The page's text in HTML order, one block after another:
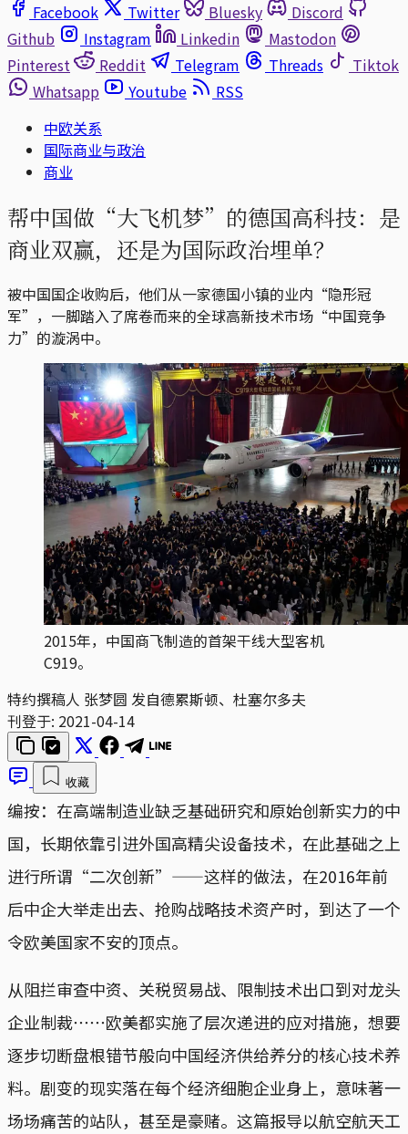
Facebook
Twitter Bluesky
Discord
Github
Instagram Linkedin
Mastodon
Pinterest
Reddit Telegram Threads
Tiktok
Whatsapp
Youtube
RSS
中欧关系
国际商业与政治
商业
帮中国做“大飞机梦”的德国高科技：是
商业双赢，还是为国际政治埋单？
被中国国企收购后，他们从一家德国小镇的业内“隐形冠
军”，一脚踏入了席卷而来的全球高新技术市场“中国竞争
力”的漩涡中。
2015年，中国商飞制造的首架干线大型客机
C919。
特约撰稿人 张梦圆 发自德累斯顿、杜塞尔多夫
刊登于: 2021-04-14
收藏
编按：在高端制造业缺乏基础研究和原始创新实力的中
国，长期依靠引进外国高精尖设备技术，在此基础之上
进行所谓“二次创新”——这样的做法，在2016年前
后中企大举走出去、抢购战略技术资产时，到达了一个
令欧美国家不安的顶点。
从阻拦审查中资、关税贸易战、限制技术出口到对龙头
企业制裁⋯⋯欧美都实施了层次递进的应对措施，想要
逐步切断盘根错节般向中国经济供给养分的核心技术养
料。剧变的现实落在每个经济细胞企业身上，意味著一
场场痛苦的站队，甚至是豪赌。这篇报导以航空航天工